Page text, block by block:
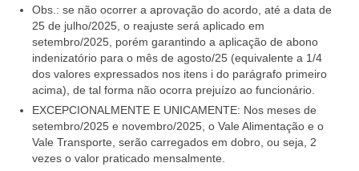
Obs.: se não ocorrer a aprovação do acordo, até a data de
25 de julho/2025, o reajuste será aplicado em
setembro/2025, porém garantindo a aplicação de abono
indenizatório para o mês de agosto/25 (equivalente a 1/4
dos valores expressados nos itens i do parágrafo primeiro
acima), de tal forma não ocorra prejuízo ao funcionário.
EXCEPCIONALMENTE E UNICAMENTE: Nos meses de
setembro/2025 e novembro/2025, o Vale Alimentação e o
Vale Transporte, serão carregados em dobro, ou seja, 2
vezes o valor praticado mensalmente.